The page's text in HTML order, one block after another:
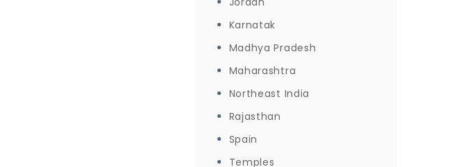
Karnatak
Madhya Pradesh
Maharashtra
Northeast India
Rajasthan
Spain
Temples